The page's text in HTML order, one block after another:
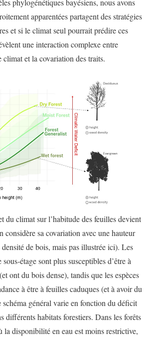
apparentées partagent des stratégies
et si le climat seul pourrait prédire ces
une interaction complexe entre
climat et la covariation des traits.
du climat sur l’habitude des feuilles devient
considère sa covariation avec une hauteur
de bois, mais pas illustrée ici). Les
sous-étage sont plus susceptibles d’être à
ont du bois dense), tandis que les espèces
à être à feuilles caduques (et à avoir du
général varie en fonction du déficit
différents habitats forestiers. Dans les forêts
la disponibilité en eau est moins restrictive,